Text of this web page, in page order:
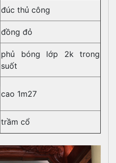
đúc thủ công
đồng đỏ
phủ bóng lớp 2k trong
suốt
cao 1m27
trầm cổ